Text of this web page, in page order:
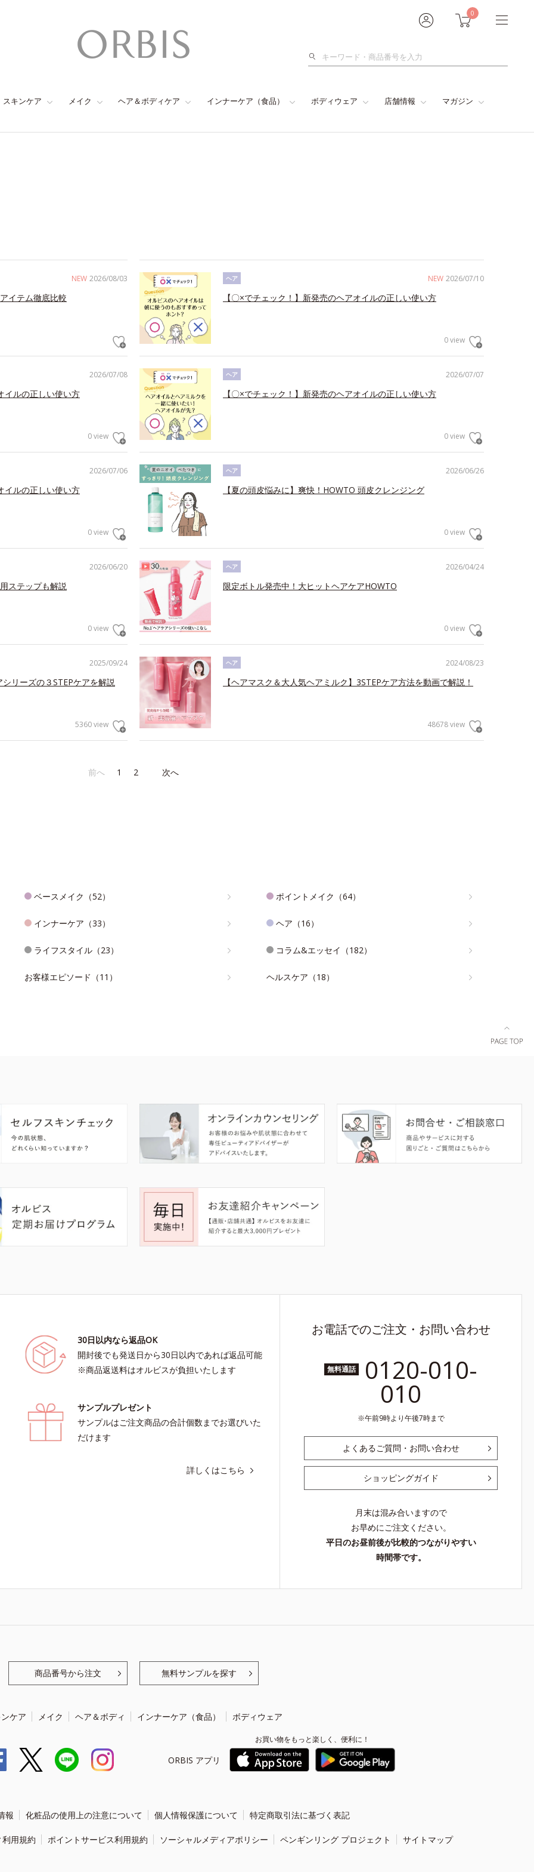
0
検
スキンケア メイク ヘア＆ボディケア インナーケア（食品） ボディウェア 店舗情報 マガジン
NEW 2026/08/03
イテム徹底比較
NEW 2026/07/10
ヘア
【〇×でチェック！】新発売のヘアオイルの正しい使い方
0 view
2026/07/08
イルの正しい使い方
0 view
2026/07/07
ヘア
【〇×でチェック！】新発売のヘアオイルの正しい使い方
0 view
2026/07/06
イルの正しい使い方
0 view
2026/06/26
ヘア
【夏の頭皮悩みに】爽快！HOWTO 頭皮クレンジング
0 view
2026/06/20
ステップも解説
0 view
2026/04/24
ヘア
限定ボトル発売中！大ヒットヘアケアHOWTO
0 view
2025/09/24
リーズの３STEPケアを解説
5360 view
2024/08/23
ヘア
【ヘアマスク＆大人気ヘアミルク】3STEPケア方法を動画で解説！
48678 view
前へ 1 2 次へ
ベースメイク（52） ポイントメイク（64）
インナーケア（33） ヘア（16）
ライフスタイル（23） コラム&エッセイ（182）
お客様エピソード（11） ヘルスケア（18）
30日以内なら返品OK
開封後でも発送日から30日以内であれば返品可能
※商品返送料はオルビスが負担いたします
サンプルプレゼント
サンプルはご注文商品の合計個数までお選びいた
だけます
詳しくはこちら
お電話でのご注文・お問い合わせ
無料通話 0120-010-
010
午前9時より午後7時まで
よくあるご質問・お問い合わせ
ショッピングガイド
月末は混み合いますので
お早めにご注文ください。
平日のお昼前後が比較的つながりやすい
時間帯です。
商品番号から注文 無料サンプルを探す
ケア メイク ヘア＆ボディ インナーケア（食品） ボディウェア
ORBIS アプリ
お買い物をもっと楽しく、便利に！
報 化粧品の使用上の注意について 個人情報保護について 特定商取引法に基づく表記
用規約 ポイントサービス利用規約 ソーシャルメディアポリシー ペンギンリング プロジェクト サイトマップ